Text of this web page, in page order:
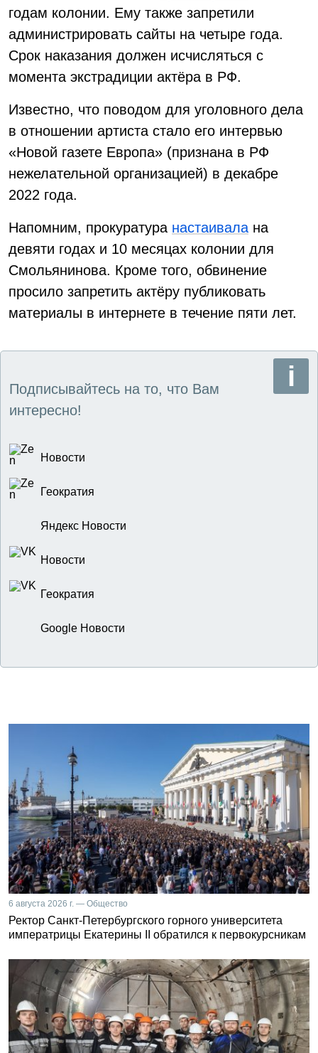
годам колонии. Ему также запретили
администрировать сайты на четыре года.
Срок наказания должен исчисляться с
момента экстрадиции актёра в РФ.
Известно, что поводом для уголовного дела
в отношении артиста стало его интервью
«Новой газете Европа» (признана в РФ
нежелательной организацией) в декабре
2022 года.
Напомним, прокуратура настаивала на
девяти годах и 10 месяцах колонии для
Смольянинова. Кроме того, обвинение
просило запретить актёру публиковать
материалы в интернете в течение пяти лет.
Подписывайтесь на то, что Вам
интересно!
Новости
Геократия
Яндекс Новости
Новости
Геократия
Google Новости
6 августа 2026 г. — Общество
Ректор Санкт-Петербургского горного университета
императрицы Екатерины II обратился к первокурсникам